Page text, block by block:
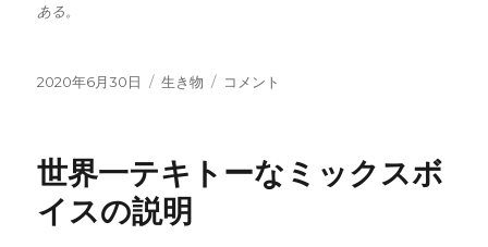
ある。
投
2020年6月30日
カ
ー
生き物
マ
カ
コメント
世界一テキトーなミックスボ
イスの説明